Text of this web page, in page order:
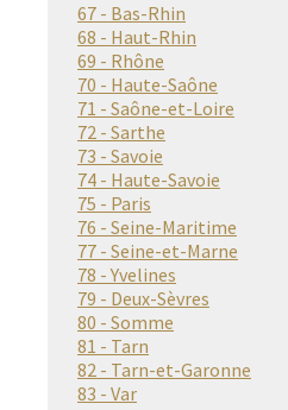
67 - Bas-Rhin
68 - Haut-Rhin
69 - Rhône
70 - Haute-Saône
71 - Saône-et-Loire
72 - Sarthe
73 - Savoie
74 - Haute-Savoie
75 - Paris
76 - Seine-Maritime
77 - Seine-et-Marne
78 - Yvelines
79 - Deux-Sèvres
80 - Somme
81 - Tarn
82 - Tarn-et-Garonne
83 - Var